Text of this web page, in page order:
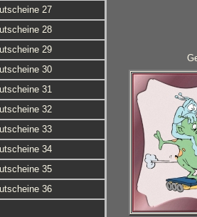
27
28
29
30
31
32
33
34
35
36